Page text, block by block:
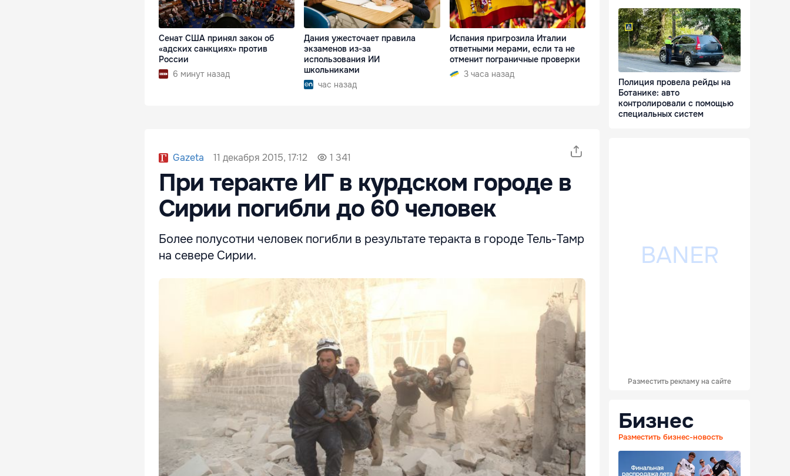
Сенат США принял закон об
«адских санкциях» против
России
6 минут назад
Дания ужесточает правила
экзаменов из-за
использования ИИ
школьниками
час назад
Испания пригрозила Италии
ответными мерами, если та не
отменит пограничные проверки
3 часа назад
Gazeta 11 декабря 2015, 17:12 1 341
При теракте ИГ в курдском городе в
Сирии погибли до 60 человек
Более полусотни человек погибли в результате теракта в городе Тель-Тамр
на севере Сирии.
Полиция провела рейды на
Ботанике: авто
контролировали с помощью
специальных систем
Разместить рекламу на сайте
Бизнес
Разместить бизнес-новость